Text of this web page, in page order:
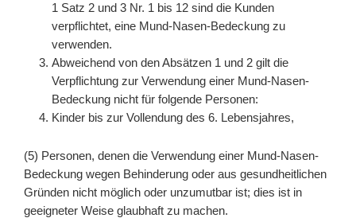
1 Satz 2 und 3 Nr. 1 bis 12 sind die Kunden
verpflichtet, eine Mund-Nasen-Bedeckung zu
verwenden.
Abweichend von den Absätzen 1 und 2 gilt die
Verpflichtung zur Verwendung einer Mund-Nasen-
Bedeckung nicht für folgende Personen:
Kinder bis zur Vollendung des 6. Lebensjahres,
(5) Personen, denen die Verwendung einer Mund-Nasen-
Bedeckung wegen Behinderung oder aus gesundheitlichen
Gründen nicht möglich oder unzumutbar ist; dies ist in
geeigneter Weise glaubhaft zu machen.